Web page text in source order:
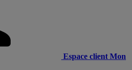
Espace client Mon